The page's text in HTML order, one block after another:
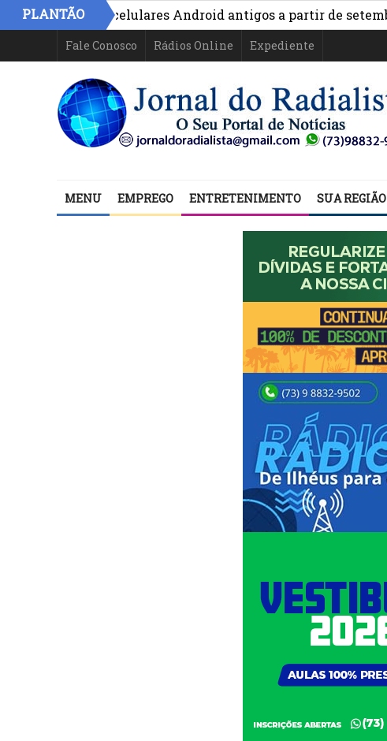
PLANTÃO
em celulares Android antigos a partir de setembro »
transformam o entorno do Condomínio Nova
Fale Conosco Rádios Online Expediente
MENU EMPREGO ENTRETENIMENTO SUA REGIÃO